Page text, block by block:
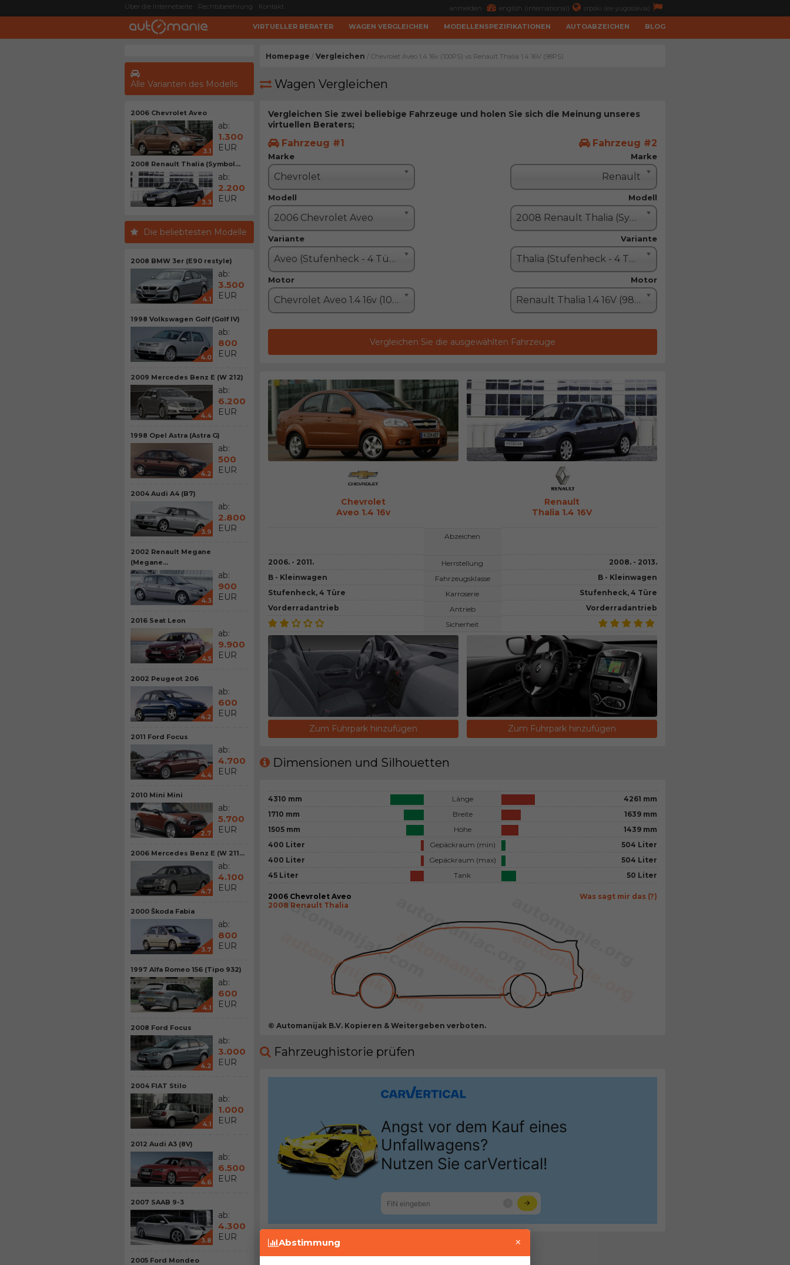
Über die Internetseite Rechtsbelehrung Kontakt anmelden english (international) srpski (ex-yugoslavia)
VIRTUELLER BERATER WAGEN VERGLEICHEN MODELLENSPEZIFIKATIONEN AUTOABZEICHEN BLOG
Alle Varianten des Modells
2006 Chevrolet Aveo
3.1
ab:
1.300
EUR
2008 Renault Thalia (Symbol...
3.3
ab:
2.200
EUR
Die beliebtesten Modelle
2008 BMW 3er (E90 restyle)
4.1
ab:
3.500
EUR
1998 Volkswagen Golf (Golf IV)
4.0
ab:
800
EUR
2009 Mercedes Benz E (W 212)
4.4
ab:
6.200
EUR
1998 Opel Astra (Astra G)
4.2
ab:
500
EUR
2004 Audi A4 (B7)
3.9
ab:
2.800
EUR
2002 Renault Megane
(Megane...
4.3
ab:
900
EUR
2016 Seat Leon
4.5
ab:
9.900
EUR
2002 Peugeot 206
4.2
ab:
600
EUR
2011 Ford Focus
4.4
ab:
4.700
EUR
2010 Mini Mini
2.7
ab:
5.700
EUR
2006 Mercedes Benz E (W 211...
4.7
ab:
4.100
EUR
2000 Škoda Fabia
3.7
ab:
800
EUR
1997 Alfa Romeo 156 (Tipo 932)
4.1
ab:
600
EUR
2008 Ford Focus
4.2
ab:
3.000
EUR
2004 FIAT Stilo
4.1
ab:
1.000
EUR
2012 Audi A3 (8V)
4.6
ab:
6.500
EUR
2007 SAAB 9-3
3.8
ab:
4.300
EUR
2005 Ford Mondeo
Homepage / Vergleichen / Chevrolet Aveo 1.4 16v (100PS) vs Renault Thalia 1.4 16V (98PS)
Wagen Vergleichen
Vergleichen Sie zwei beliebige Fahrzeuge und holen Sie sich die Meinung unseres
virtuellen Beraters;
Fahrzeug #1
Marke
Chevrolet
Modell
2006 Chevrolet Aveo
Variante
Aveo (Stufenheck - 4 Türe)
Motor
Chevrolet Aveo 1.4 16v (100PS)
Fahrzeug #2
Marke
Renault
Modell
2008 Renault Thalia (Symbol II)
Variante
Thalia (Stufenheck - 4 Türe)
Motor
Renault Thalia 1.4 16V (98PS)
Vergleichen Sie die ausgewählten Fahrzeuge
Chevrolet
Aveo 1.4 16v
Renault
Thalia 1.4 16V
2006. - 2011.
B - Kleinwagen
Stufenheck, 4 Türe
Vorderradantrieb
Abzeichen
Herrstellung
Fahrzeugsklasse
Karroserie
Antrieb
Sicherheit
2008. - 2013.
B - Kleinwagen
Stufenheck, 4 Türe
Vorderradantrieb
Zum Fuhrpark hinzufügen Zum Fuhrpark hinzufügen
Dimensionen und Silhouetten
4310 mm
1710 mm
1505 mm
400 Liter
400 Liter
45 Liter
Länge
Breite
Höhe
Gepäckraum (min)
Gepäckraum (max)
Tank
4261 mm
1639 mm
1439 mm
504 Liter
504 Liter
50 Liter
Was sagt mir das (?)
2006 Chevrolet Aveo
2008 Renault Thalia
© Automanijak B.V. Kopieren & Weitergeben verboten.
Fahrzeughistorie prüfen
Motor
Abstimmung ×